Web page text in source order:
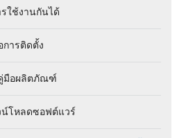
ใช้งานกันได้
ารติดตั้ง
มือผลิตภัณฑ์
น์โหลดซอฟต์แวร์